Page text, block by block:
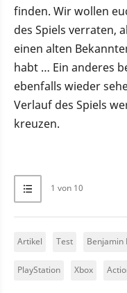
finden. Wir wollen
des Spiels verraten,
einen alten
habt … Ein anderes
ebenfalls wieder
Verlauf des Spiels
kreuzen.
1 von 10
Artikel Test Benjamin
PlayStation Xbox